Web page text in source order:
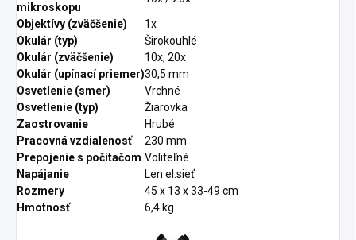
mikroskopu
Objektívy (zväčšenie)
1x
Okulár (typ)
Širokouhlé
Okulár (zväčšenie)
10x, 20x
Okulár (upínací priemer)30,5 mm
Osvetlenie (smer)
Vrchné
Osvetlenie (typ)
Žiarovka
Zaostrovanie
Hrubé
Pracovná vzdialenosť
230 mm
Prepojenie s počítačom Voliteľné
Napájanie
Len el.sieť
Rozmery
45 x 13 x 33-49 cm
Hmotnosť
6,4 kg